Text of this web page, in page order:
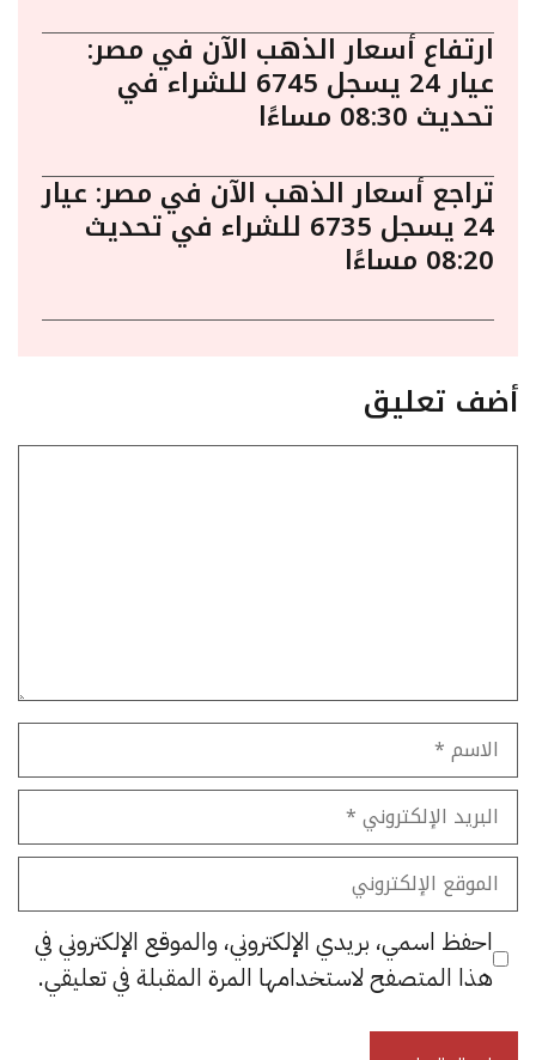
ارتفاع أسعار الذهب الآن في مصر:
عيار 24 يسجل 6745 للشراء في
تحديث 08:30 مساءًا
تراجع أسعار الذهب الآن في مصر: عيار
24 يسجل 6735 للشراء في تحديث
08:20 مساءًا
أضف تعليق
الاسم
البريد
الإلكتروني
الموقع
الإلكتروني
احفظ اسمي، بريدي الإلكتروني، والموقع الإلكتروني في
هذا المتصفح لاستخدامها المرة المقبلة في تعليقي.